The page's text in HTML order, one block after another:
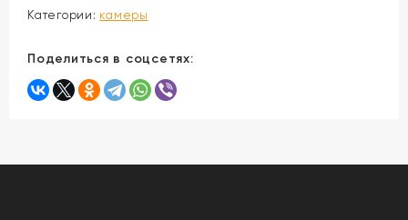
Категории: камеры
Поделиться в соцсетях: